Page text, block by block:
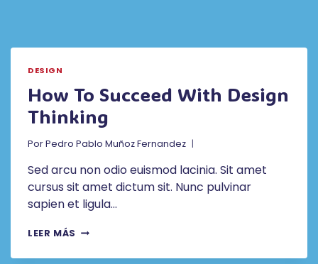
DESIGN
How To Succeed With Design
Thinking
PorPedro Pablo Muñoz Fernandez
Sed arcu non odio euismod lacinia. Sit amet
cursus sit amet dictum sit. Nunc pulvinar
sapien et ligula…
LEER MÁS HOW
SUCCEED